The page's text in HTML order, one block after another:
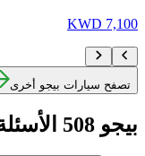
7,100 KWD
تصفح سيارات بيجو أخرى
بيجو 508 الأسئلة الشائعة في الكويت